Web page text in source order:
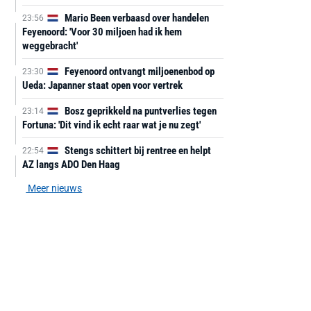
23:56
Mario Been verbaasd over handelen
Feyenoord: 'Voor 30 miljoen had ik hem
weggebracht'
23:30
Feyenoord ontvangt miljoenenbod op
Ueda: Japanner staat open voor vertrek
23:14
Bosz geprikkeld na puntverlies tegen
Fortuna: 'Dit vind ik echt raar wat je nu zegt'
22:54
Stengs schittert bij rentree en helpt
AZ langs ADO Den Haag
Meer nieuws